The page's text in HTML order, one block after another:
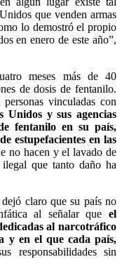
que venden armas
lo demostró el propio
en enero de este año”,
meses más de 40
de dosis de fentanilo.
vinculadas con
Unidos y sus agencias
fentanilo en su país,
estupefacientes en las
no hacen y el lavado de
que tanto daño ha
claro que su país no
al señalar que el
al narcotráfico
y en el que cada país,
responsabilidades sin